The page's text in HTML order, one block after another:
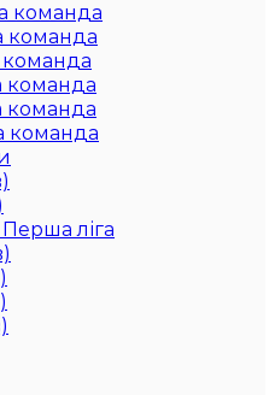
команда
команда
команда
команда
команда
команда
ліга